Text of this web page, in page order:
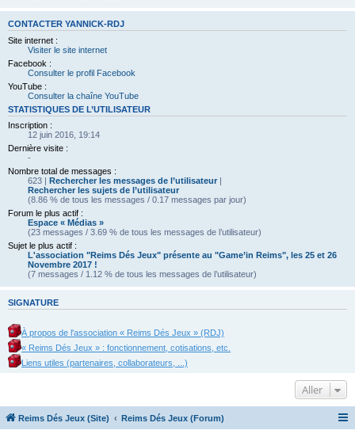
CONTACTER YANNICK-RDJ
Site internet :
Visiter le site internet
Facebook :
Consulter le profil Facebook
YouTube :
Consulter la chaîne YouTube
STATISTIQUES DE L’UTILISATEUR
Inscription :
12 juin 2016, 19:14
Dernière visite :
-
Nombre total de messages :
623 | Rechercher les messages de l’utilisateur |
Rechercher les sujets de l’utilisateur
(8.86 % de tous les messages / 0.17 messages par jour)
Forum le plus actif :
Espace « Médias »
(23 messages / 3.69 % de tous les messages de l’utilisateur)
Sujet le plus actif :
L'association "Reims Dés Jeux" présente au "Game’in Reims", les 25 et 26
Novembre 2017 !
(7 messages / 1.12 % de tous les messages de l’utilisateur)
SIGNATURE
À propos de l'association « Reims Dés Jeux » (RDJ)
« Reims Dés Jeux » : fonctionnement, cotisations, etc.
Liens utiles (partenaires, collaborateurs, ...)
Aller
Reims Dés Jeux (Site) Reims Dés Jeux (Forum)